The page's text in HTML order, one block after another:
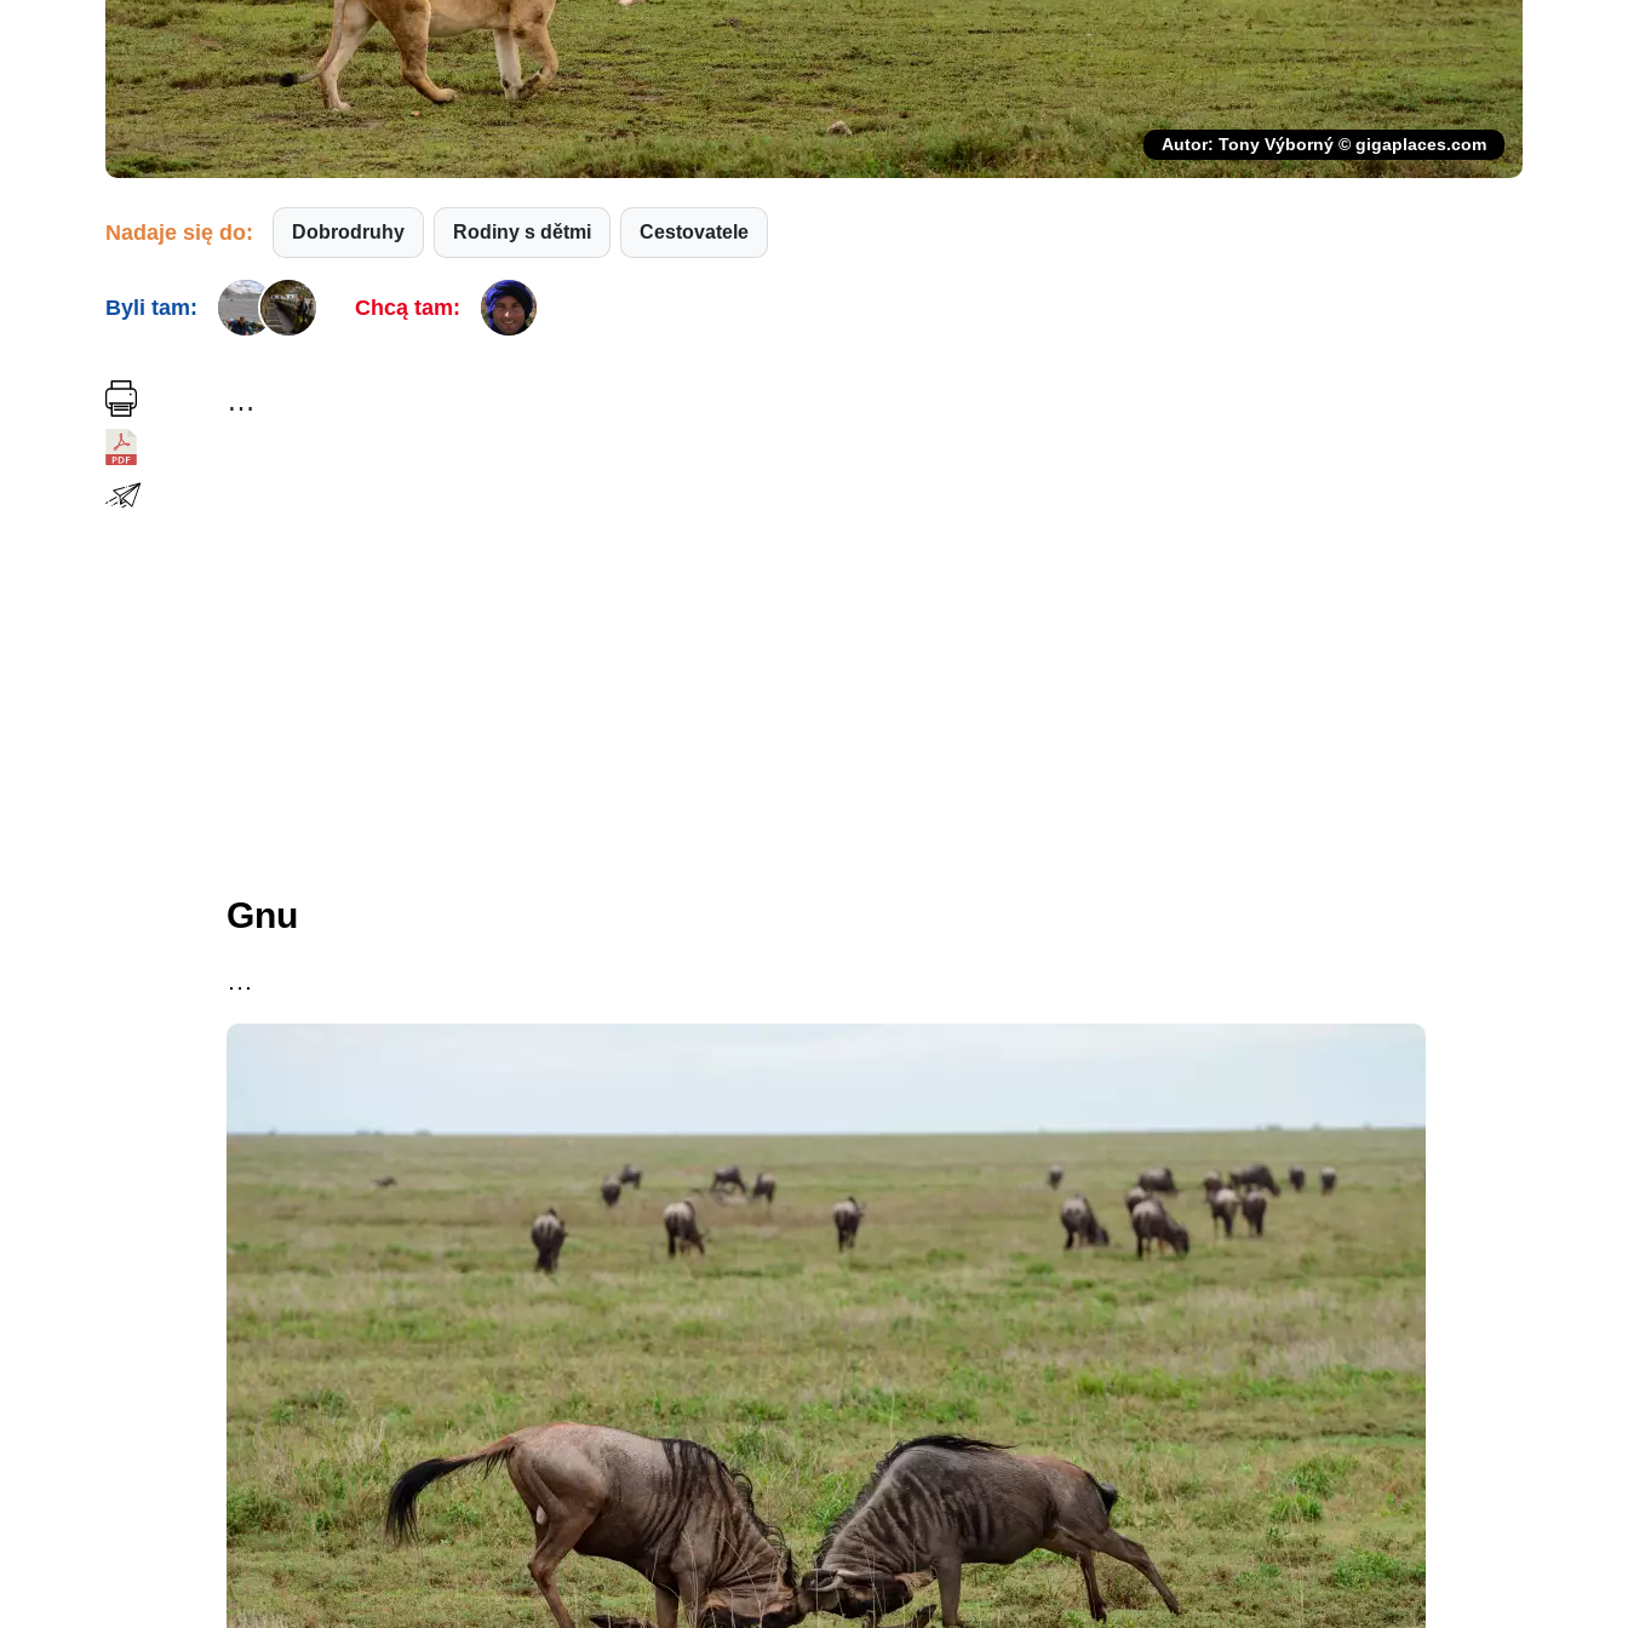
Autor: Tony Výborný © gigaplaces.com
Nadaje się do: Dobrodruhy Rodiny s dětmi Cestovatele
Byli tam: Chcą tam:
…
Gnu
…